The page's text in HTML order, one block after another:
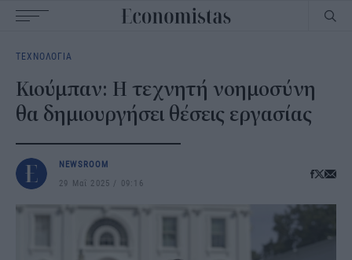
navigation
ΤΕΧΝΟΛΟΓΙΑ
Κιούμπαν: Η τεχνητή νοημοσύνη
θα δημιουργήσει θέσεις εργασίας
NEWSROOM
29 Μαΐ 2025
09:16